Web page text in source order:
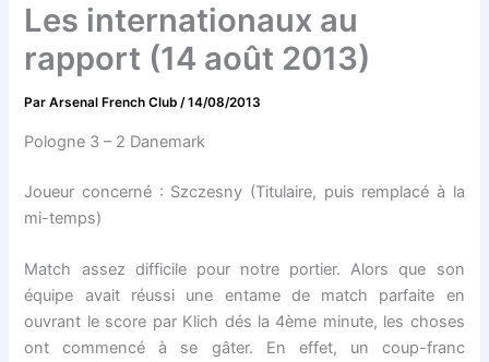
Les internationaux au
rapport (14 août 2013)
ParArsenal French Club/14/08/2013
Pologne 3 – 2 Danemark
Joueur concerné : Szczesny (Titulaire, puis remplacé à la
mi-temps)
Match assez difficile pour notre portier. Alors que son
équipe avait réussi une entame de match parfaite en
ouvrant le score par Klich dés la 4ème minute, les choses
ont commencé à se gâter. En effet, un coup-franc